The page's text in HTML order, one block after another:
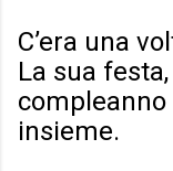
C’era una
La sua
insieme.